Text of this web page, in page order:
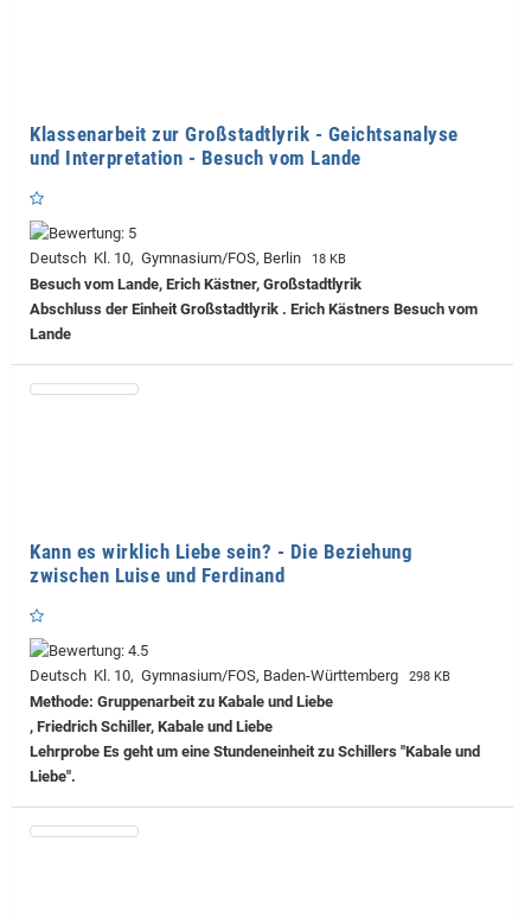
Klassenarbeit zur Großstadtlyrik - Geichtsanalyse
und Interpretation - Besuch vom Lande
Deutsch Kl. 10, Gymnasium/FOS, Berlin 18 KB
Besuch vom Lande, Erich Kästner, Großstadtlyrik
Abschluss der Einheit Großstadtlyrik . Erich Kästners Besuch vom
Lande
Kann es wirklich Liebe sein? - Die Beziehung
zwischen Luise und Ferdinand
Deutsch Kl. 10, Gymnasium/FOS, Baden-Württemberg 298 KB
Methode: Gruppenarbeit zu Kabale und Liebe
, Friedrich Schiller, Kabale und Liebe
Lehrprobe Es geht um eine Stundeneinheit zu Schillers "Kabale und
Liebe".